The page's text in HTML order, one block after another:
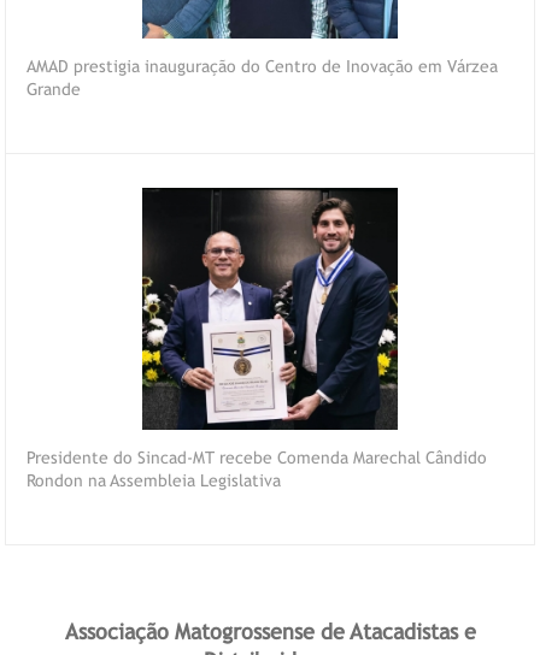
AMAD prestigia inauguração do Centro de Inovação em Várzea
Grande
Presidente do Sincad-MT recebe Comenda Marechal Cândido
Rondon na Assembleia Legislativa
Associação Matogrossense de Atacadistas e